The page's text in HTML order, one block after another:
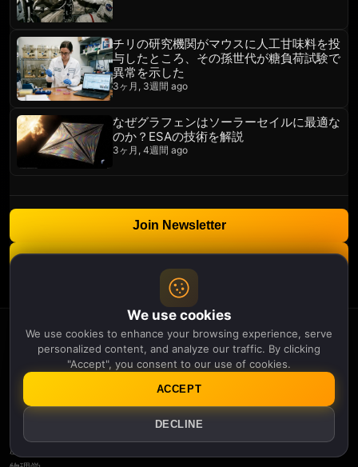
チリの研究機関がマウスに人工甘味料を投
与したところ、その孫世代が糖負荷試験で
異常を示した
3ヶ月, 3週間 ago
なぜグラフェンはソーラーセイルに最適な
のか？ESAの技術を解説
3ヶ月, 4週間 ago
Join Newsletter
Manage Notifications
APOLLO THIRTEEN
Categories
人工知能（AI）
環境
歴史
We use cookies
We use cookies to enhance your browsing experience, serve
personalized content, and analyze our traffic. By clicking
"Accept", you consent to our use of cookies.
DECLINE
ACCEPT